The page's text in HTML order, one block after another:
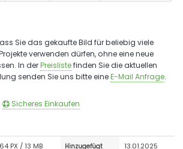
Sie das gekaufte Bild für beliebig viele
verwenden dürfen, ohne eine neue
In derPreislistefinden Sie die aktuellen
senden Sie uns bitte eineE-Mail Anfrage.
Sicheres Einkaufen
PX / 13 MB
Hinzugefügt
13.01.2025